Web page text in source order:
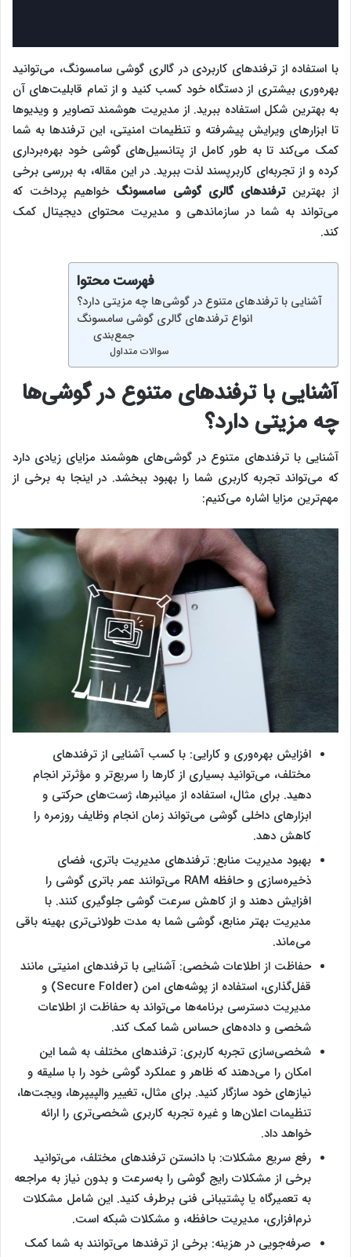
با استفاده از ترفندهای کاربردی در گالری گوشی سامسونگ، می‌توانید
بهره‌وری بیشتری از دستگاه خود کسب کنید و از تمام قابلیت‌های آن
به بهترین شکل استفاده ببرید. از مدیریت هوشمند تصاویر و ویدیوها
تا ابزارهای ویرایش پیشرفته و تنظیمات امنیتی، این ترفندها به شما
کمک می‌کند تا به طور کامل از پتانسیل‌های گوشی خود بهره‌برداری
کرده و از تجربه‌ای کاربرپسند لذت ببرید. در این مقاله، به بررسی برخی
از بهترینترفندهای گالری گوشی سامسونگ خواهیم پرداخت که
می‌تواند به شما در سازماندهی و مدیریت محتوای دیجیتال کمک
کند.
فهرست محتوا
آشنایی با ترفندهای متنوع در گوشی‌ها چه مزیتی دارد؟
انواع ترفندهای گالری گوشی سامسونگ
جمع‌بندی
سوالات متداول
آشنایی با ترفندهای متنوع در گوشی‌ها
چه مزیتی دارد؟
آشنایی با ترفندهای متنوع در گوشی‌های هوشمند مزایای زیادی دارد
که می‌تواند تجربه کاربری شما را بهبود ببخشد. در اینجا به برخی از
مهم‌ترین مزایا اشاره می‌کنیم:
افزایش بهره‌وری و کارایی: با کسب آشنایی از ترفندهای
مختلف، می‌توانید بسیاری از کارها را سریع‌تر و مؤثرتر انجام
دهید. برای مثال، استفاده از میانبرها، ژست‌های حرکتی و
ابزارهای داخلی گوشی می‌تواند زمان انجام وظایف روزمره را
کاهش دهد.
بهبود مدیریت منابع: ترفندهای مدیریت باتری، فضای
ذخیره‌سازی و حافظه RAM می‌توانند عمر باتری گوشی را
افزایش دهند و از کاهش سرعت گوشی جلوگیری کنند. با
مدیریت بهتر منابع، گوشی شما به مدت طولانی‌تری بهینه باقی
می‌ماند.
حفاظت از اطلاعات شخصی: آشنایی با ترفندهای امنیتی مانند
قفل‌گذاری، استفاده از پوشه‌های امن (Secure Folder) و
مدیریت دسترسی برنامه‌ها می‌تواند به حفاظت از اطلاعات
شخصی و داده‌های حساس شما کمک کند.
شخصی‌سازی تجربه کاربری: ترفندهای مختلف به شما این
امکان را می‌دهند که ظاهر و عملکرد گوشی خود را با سلیقه و
نیازهای خود سازگار کنید. برای مثال، تغییر والپیپرها، ویجت‌ها،
تنظیمات اعلان‌ها و غیره تجربه کاربری شخصی‌تری را ارائه
خواهد داد.
رفع سریع مشکلات: با دانستن ترفندهای مختلف، می‌توانید
برخی از مشکلات رایج گوشی را به‌سرعت و بدون نیاز به مراجعه
به تعمیرگاه یا پشتیبانی فنی برطرف کنید. این شامل مشکلات
نرم‌افزاری، مدیریت حافظه، و مشکلات شبکه است.
صرفه‌جویی در هزینه: برخی از ترفندها می‌توانند به شما کمک